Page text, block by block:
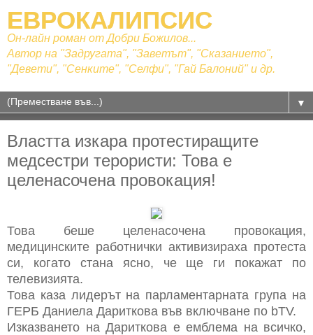
ЕВРОКАЛИПСИС
Он-лайн роман от Добри Божилов...
Автор на "Задругата", "Заветът", "Сказанието",
"Девети", "Сенките", "Селфи", "Гай Балоний" и др.
▼
Властта изкара протестиращите
медсестри терористи: Това е
целенасочена провокация!
Това беше целенасочена провокация,
медицинските работнички активизираха протеста
си, когато стана ясно, че ще ги покажат по
телевизията.
Това каза лидерът на парламентарната група на
ГЕРБ Даниела Дариткова във включване по bTV.
Изказването на Дариткова е емблема на всичко,